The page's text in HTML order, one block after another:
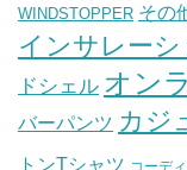
WINDSTOPPER その
インサレーシ
ドシェル オン
バーパンツ カジ
トンTシャツ コーデ